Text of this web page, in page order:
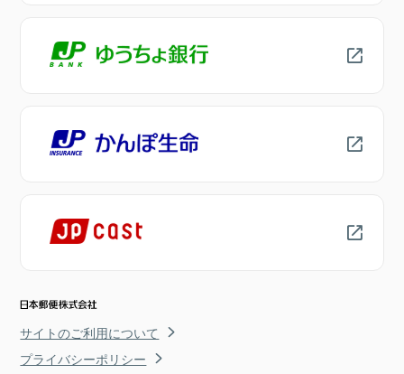
サイトのご利用について
プライバシーポリシー